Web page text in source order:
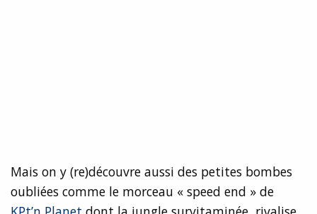
Mais on y (re)découvre aussi des petites bombes
oubliées comme le morceau « speed end » de